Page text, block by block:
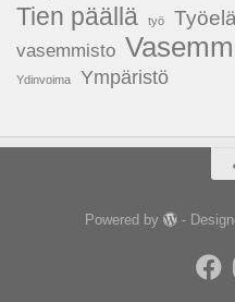
Tien päällä työ
vasemmisto
Ydinvoima Ympäristö
Powered by -